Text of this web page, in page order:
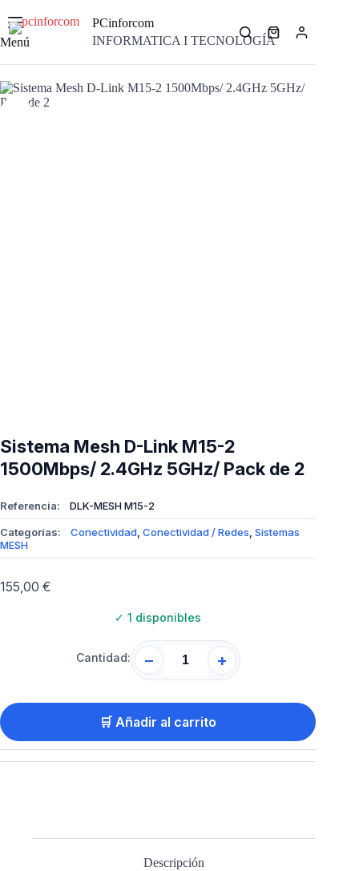
contenido
Menú
PCinforcom
INFORMATICA I TECNOLOGÍACarro
compra
Sistema Mesh D-Link M15-2
1500Mbps/ 2.4GHz 5GHz/ Pack de 2
Referencia: DLK-MESH M15-2
Categorías: Conectividad, Conectividad / Redes, Sistemas
MESH
155,00 €
✓ 1 disponibles
Cantidad: − +
🛒 Añadir al carrito
Descripción